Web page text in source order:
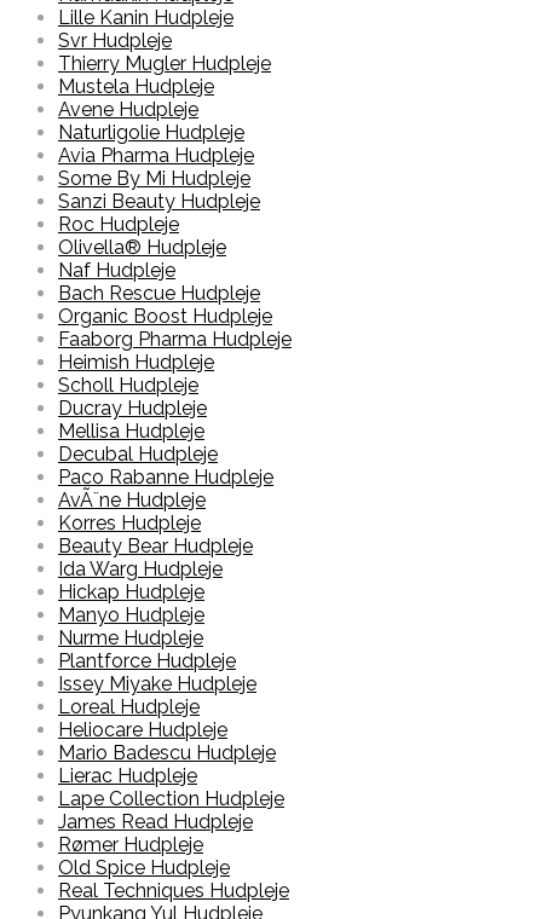
Lille Kanin Hudpleje
Svr Hudpleje
Thierry Mugler Hudpleje
Mustela Hudpleje
Avene Hudpleje
Naturligolie Hudpleje
Avia Pharma Hudpleje
Some By Mi Hudpleje
Sanzi Beauty Hudpleje
Roc Hudpleje
Olivella® Hudpleje
Naf Hudpleje
Bach Rescue Hudpleje
Organic Boost Hudpleje
Faaborg Pharma Hudpleje
Heimish Hudpleje
Scholl Hudpleje
Ducray Hudpleje
Mellisa Hudpleje
Decubal Hudpleje
Paco Rabanne Hudpleje
AvÃ¨ne Hudpleje
Korres Hudpleje
Beauty Bear Hudpleje
Ida Warg Hudpleje
Hickap Hudpleje
Manyo Hudpleje
Nurme Hudpleje
Plantforce Hudpleje
Issey Miyake Hudpleje
Loreal Hudpleje
Heliocare Hudpleje
Mario Badescu Hudpleje
Lierac Hudpleje
Lape Collection Hudpleje
James Read Hudpleje
Rømer Hudpleje
Old Spice Hudpleje
Real Techniques Hudpleje
Pyunkang Yul Hudpleje